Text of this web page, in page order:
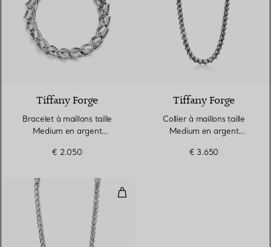
Tiffany Forge
Bracelet à maillons taille
Medium en argent
€ 2.050
Tiffany Forge
Collier à maillons taille
Medium en argent
€ 3.650
Collier à maillons taille Medium